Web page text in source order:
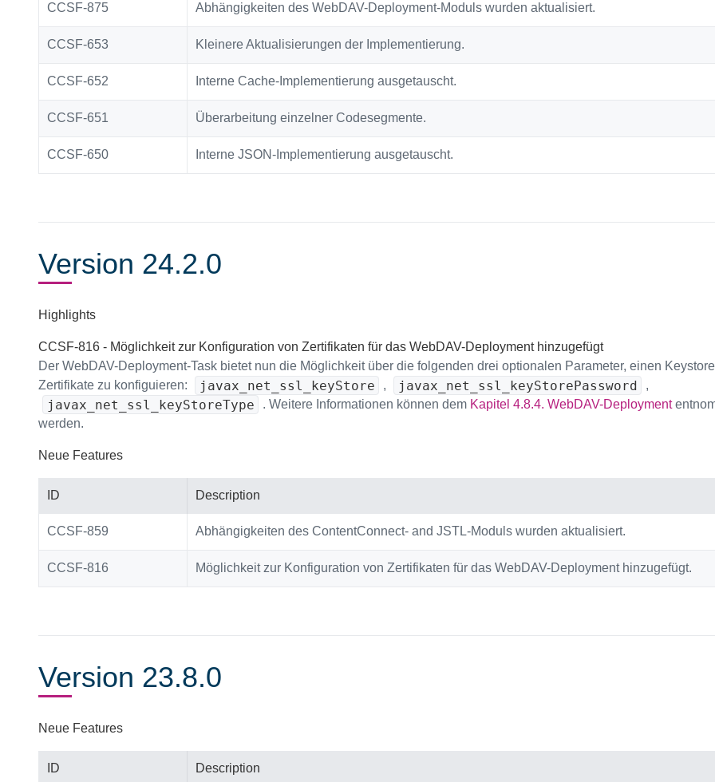
CCSF-875 Abhängigkeiten des WebDAV-Deployment-Moduls wurden aktualisiert.
CCSF-653 Kleinere Aktualisierungen der Implementierung.
CCSF-652 Interne Cache-Implementierung ausgetauscht.
CCSF-651 Überarbeitung einzelner Codesegmente.
CCSF-650 Interne JSON-Implementierung ausgetauscht.
Version 24.2.0
Highlights
CCSF-816 - Möglichkeit zur Konfiguration von Zertifikaten für das WebDAV-Deployment hinzugefügt
Der WebDAV-Deployment-Task bietet nun die Möglichkeit über die folgenden drei optionalen Parameter, einen
Zertifikate zu konfiguieren:
javax_net_ssl_keyStore , javax_net_ssl_keyStorePassword ,
javax_net_ssl_keyStoreType . Weitere Informationen können dem Kapitel 4.8.4. WebDAV-Deployment
werden.
Neue Features
ID Description
CCSF-859 Abhängigkeiten des ContentConnect- and JSTL-Moduls wurden aktualisiert.
CCSF-816 Möglichkeit zur Konfiguration von Zertifikaten für das WebDAV-Deployment hinzugefügt.
Version 23.8.0
Neue Features
ID Description